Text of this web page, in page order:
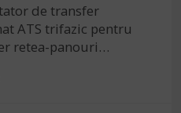
de transfer
ATS trifazic pentru
retea-panouri